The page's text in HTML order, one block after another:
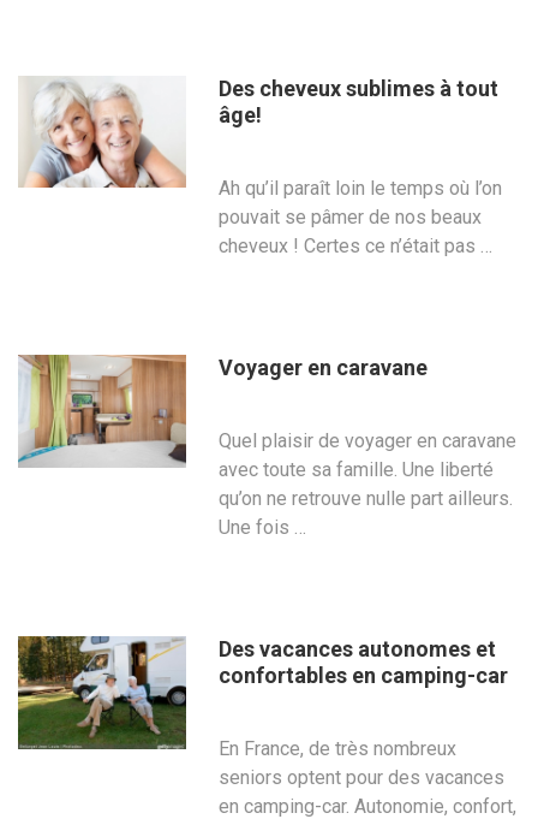
Des cheveux sublimes à tout
âge!
Ah qu’il paraît loin le temps où l’on
pouvait se pâmer de nos beaux
cheveux ! Certes ce n’était pas …
Voyager en caravane
Quel plaisir de voyager en caravane
avec toute sa famille. Une liberté
qu’on ne retrouve nulle part ailleurs.
Une fois …
Des vacances autonomes et
confortables en camping-car
En France, de très nombreux
seniors optent pour des vacances
en camping-car. Autonomie, confort,